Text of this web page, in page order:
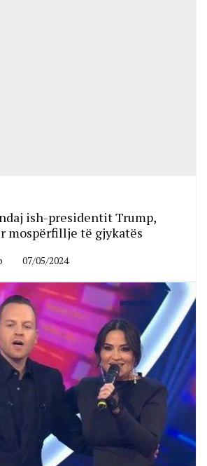
ish-presidentit Trump,
mospërfillje të gjykatës
07/05/2024